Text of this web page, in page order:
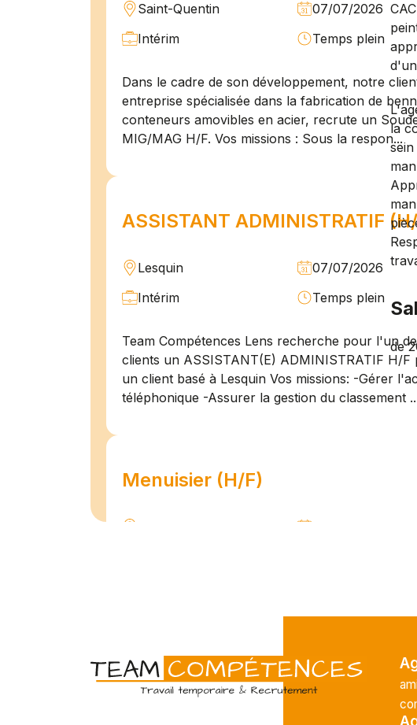
Saint-Quentin
07/07/2026
Intérim
Temps plein
Dans le cadre de son développement, notre
entreprise spécialisée dans la fabrication de
conteneurs amovibles en acier, recrute un
MIG/MAG H/F. Vos missions : Sous la respon...
ASSISTANT ADMINISTRATIF
Lesquin
07/07/2026
Intérim
Temps plein
Team Compétences Lens recherche pour l'un
clients un ASSISTANT(E) ADMINISTRATIF H/F
un client basé à Lesquin Vos missions: -Gérer
téléphonique -Assurer la gestion du classement
Menuisier (H/F)
son client ! Nous recherchons un Menuisier H.F
une équipe déjà en place dans une structure
la
de